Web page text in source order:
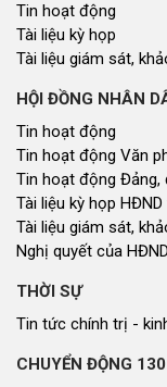
Tin hoạt động
Tài liệu kỳ họp
Tài liệu giám sát,
HỘI ĐỒNG NHÂN
Tin hoạt động
Tin hoạt động Văn
Tin hoạt động Đảng,
Tài liệu kỳ họp
Tài liệu giám sát,
Nghị quyết của
THỜI SỰ
Tin tức chính trị -
CHUYỂN ĐỘNG 130